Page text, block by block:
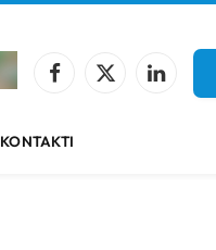
Facebook
X
LinkedIn
KONTAKTI